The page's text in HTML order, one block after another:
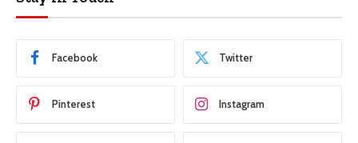
Facebook Twitter
Pinterest Instagram